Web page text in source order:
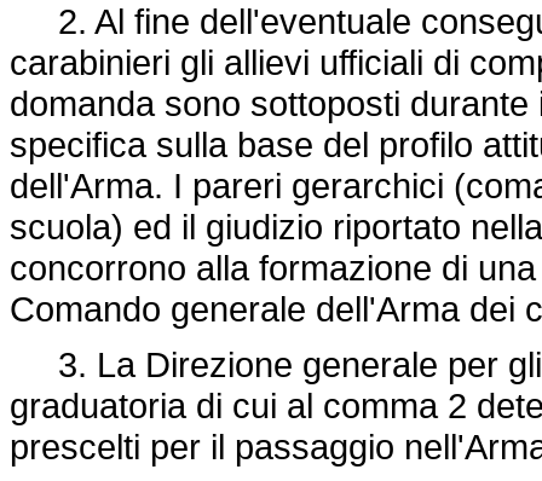
2. Al fine dell'eventuale
carabinieri gli allievi ufficiali di
domanda sono sottoposti
specifica sulla base del profilo
dell'Arma. I pareri gerarchici
scuola) ed il giudizio riportato
concorrono alla formazione di
Comando generale dell'Arma dei
3. La Direzione generale per
graduatoria di cui al comma 2
prescelti per il passaggio